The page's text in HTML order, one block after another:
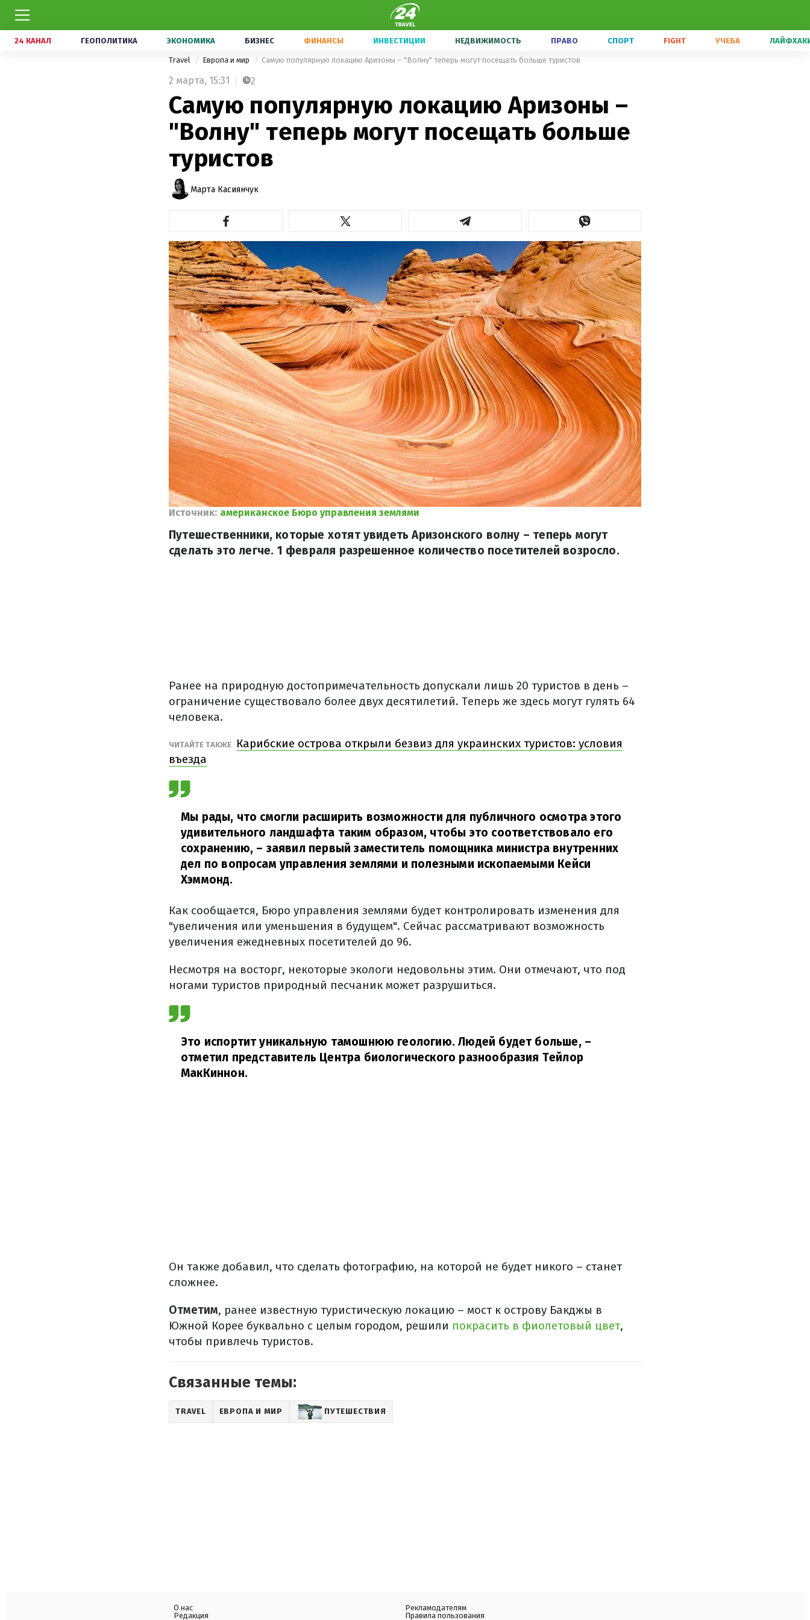
24 КАНАЛ ГЕОПОЛИТИКА ЭКОНОМИКА БИЗНЕС ФИНАНСЫ ИНВЕСТИЦИИ НЕДВИЖИМОСТЬ ПРАВО СПОРТ FIGHT УЧЕБА
Travel Европа и мир Самую популярную локацию Аризоны – "Волну" теперь могут посещать больше туристов
2 марта, 15:31 2
Самую популярную локацию Аризоны –
"Волну" теперь могут посещать больше
туристов
Марта Касиянчук
Источник: американское Бюро управления землями
Путешественники, которые хотят увидеть Аризонского волну – теперь могут
сделать это легче. 1 февраля разрешенное количество посетителей возросло.
Ранее на природную достопримечательность допускали лишь 20 туристов в день –
ограничение существовало более двух десятилетий. Теперь же здесь могут гулять 64
человека.
ЧИТАЙТЕ ТАКЖЕ
Карибские острова открыли безвиз для украинских туристов: условия
въезда
Мы рады, что смогли расширить возможности для публичного осмотра этого
удивительного ландшафта таким образом, чтобы это соответствовало его
сохранению, – заявил первый заместитель помощника министра внутренних
дел по вопросам управления землями и полезными ископаемыми Кейси
Хэммонд.
Как сообщается, Бюро управления землями будет контролировать изменения для
"увеличения или уменьшения в будущем". Сейчас рассматривают возможность
увеличения ежедневных посетителей до 96.
Несмотря на восторг, некоторые экологи недовольны этим. Они отмечают, что под
ногами туристов природный песчаник может разрушиться.
Это испортит уникальную тамошнюю геологию. Людей будет больше, –
отметил представитель Центра биологического разнообразия Тейлор
МакКиннон.
Он также добавил, что сделать фотографию, на которой не будет никого – станет
сложнее.
Отметим, ранее известную туристическую локацию – мост к острову Бакджы в
Южной Корее буквально с целым городом, решили покрасить в фиолетовый цвет,
чтобы привлечь туристов.
Связанные темы:
TRAVEL ЕВРОПА И МИР ПУТЕШЕСТВИЯ
О нас
Редакция
Рекламодателям
Правила пользования